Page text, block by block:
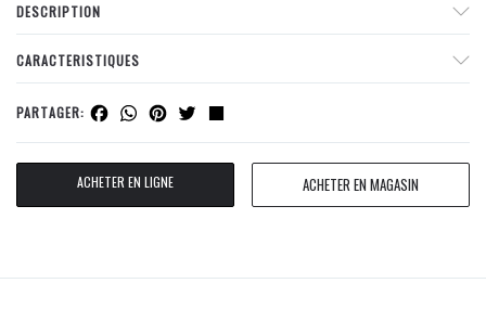
DESCRIPTION
CARACTERISTIQUES
PARTAGER: Facebook
WhatsApp
Pinterest
Twitter
ACHETER EN LIGNE ACHETER EN MAGASIN